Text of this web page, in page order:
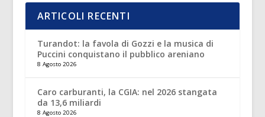
ARTICOLI RECENTI
Turandot: la favola di Gozzi e la musica di
Puccini conquistano il pubblico areniano
8 Agosto 2026
Caro carburanti, la CGIA: nel 2026 stangata
da 13,6 miliardi
8 Agosto 2026